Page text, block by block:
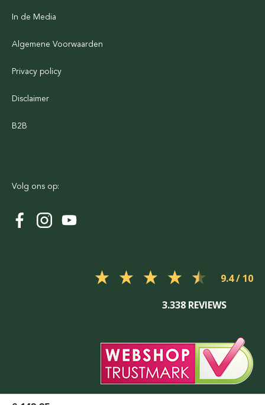
In de Media
Algemene Voorwaarden
Privacy policy
Disclaimer
B2B
Volg ons op:
9.4
3.338 REVIEWS